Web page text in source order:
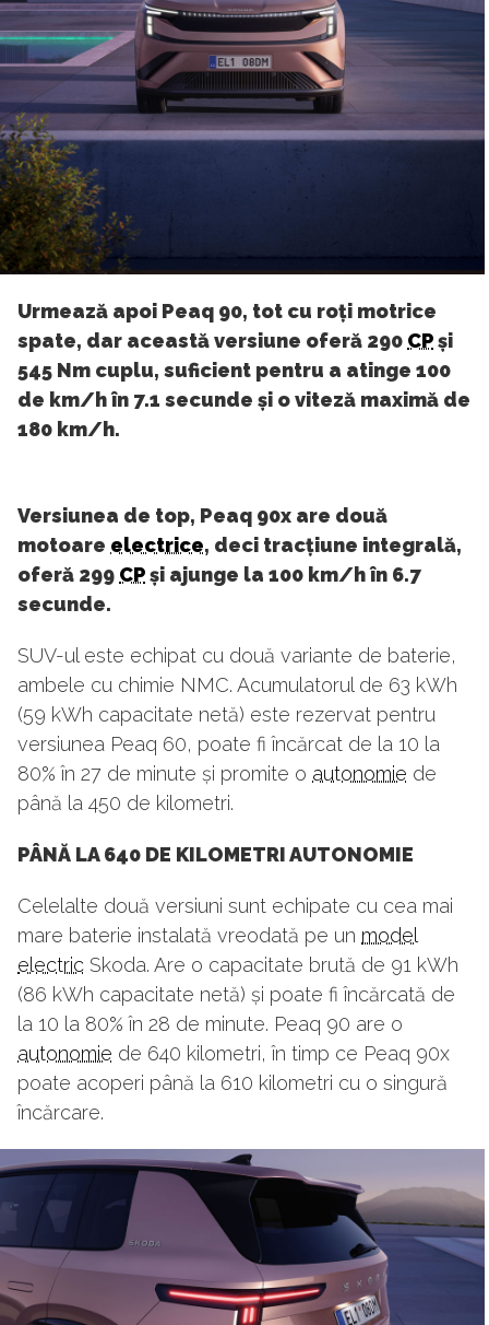
Urmează apoi Peaq 90, tot cu roți motrice
spate, dar această versiune oferă 290 CPși
545 Nm cuplu, suficient pentru a atinge 100
de km/h în 7.1 secunde și o viteză maximă de
180 km/h.
Versiunea de top, Peaq 90x are două
motoare electrice, deci tracțiune integrală,
oferă 299 CPși ajunge la 100 km/h în 6.7
secunde.
SUV-ul este echipat cu două variante de baterie,
ambele cu chimie NMC. Acumulatorul de 63 kWh
(59 kWh capacitate netă) este rezervat pentru
versiunea Peaq 60, poate fi încărcat de la 10 la
80% în 27 de minute și promite o autonomie de
până la 450 de kilometri.
PÂNĂ LA 640 DE KILOMETRI AUTONOMIE
Celelalte două versiuni sunt echipate cu cea mai
mare baterie instalată vreodată pe un model
electric Skoda. Are o capacitate brută de 91 kWh
(86 kWh capacitate netă) și poate fi încărcată de
la 10 la 80% în 28 de minute. Peaq 90 are o
autonomie de 640 kilometri, în timp ce Peaq 90x
poate acoperi până la 610 kilometri cu o singură
încărcare.